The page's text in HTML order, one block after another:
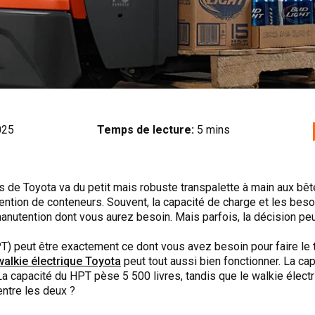
Temps de lecture: 5 mins
de Toyota va du petit mais robuste transpalette à main aux
de conteneurs. Souvent, la capacité de charge et les
dont vous aurez besoin. Mais parfois, la décision
peut être exactement ce dont vous avez besoin pour faire
électrique Toyota peut tout aussi bien fonctionner. La
capacité du HPT pèse 5 500 livres, tandis que le walkie
les deux ?